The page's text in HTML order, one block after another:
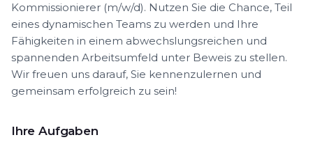
Kommissionierer (m/w/d). Nutzen Sie die Chance, Teil
eines dynamischen Teams zu werden und Ihre
Fähigkeiten in einem abwechslungsreichen und
spannenden Arbeitsumfeld unter Beweis zu stellen.
Wir freuen uns darauf, Sie kennenzulernen und
gemeinsam erfolgreich zu sein!
Ihre Aufgaben